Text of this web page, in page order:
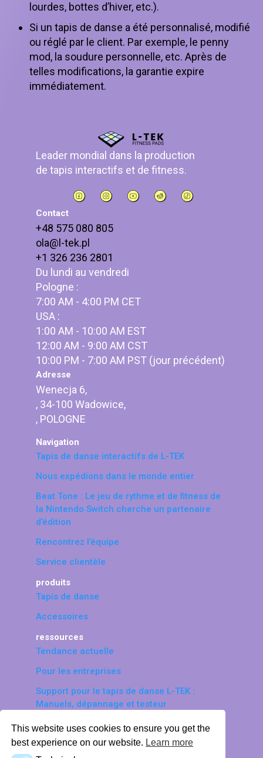
This website uses cookies to ensure you get the
best experience on our website. Learn more
lourdes, bottes d’hiver, etc.).
Si un tapis de danse a été personnalisé, modifié
ou réglé par le client. Par exemple, le penny
mod, la soudure personnelle, etc. Après de
telles modifications, la garantie expire
immédiatement.
Leader mondial dans la production
de tapis interactifs et de fitness.
Contact
+48 575 080 805
ola@l-tek.pl
+1 326 236 2801
Du lundi au vendredi
Pologne :
7:00 AM - 4:00 PM CET
USA :
1:00 AM - 10:00 AM EST
12:00 AM - 9:00 AM CST
10:00 PM - 7:00 AM PST (jour précédent)
Adresse
Wenecja 6,
, 34-100 Wadowice,
, POLOGNE
Navigation
Tapis de danse interactifs de L-TEK
Nous expédions dans le monde entier
Beat Tone : Le jeu de rythme et de fitness de
la Nintendo Switch cherche un partenaire
d’édition
Rencontrez l’équipe
Service clientèle
produits
Tapis de danse
Accessoires
ressources
Tendance actuelle
Pour les entreprises
Support pour le tapis de danse L-TEK :
Manuels, dépannage et testeur
© 2026 LTEK Sp. z o.o. Tous droits
réservés.